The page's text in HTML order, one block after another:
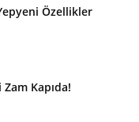
Özellikler
Kapıda!